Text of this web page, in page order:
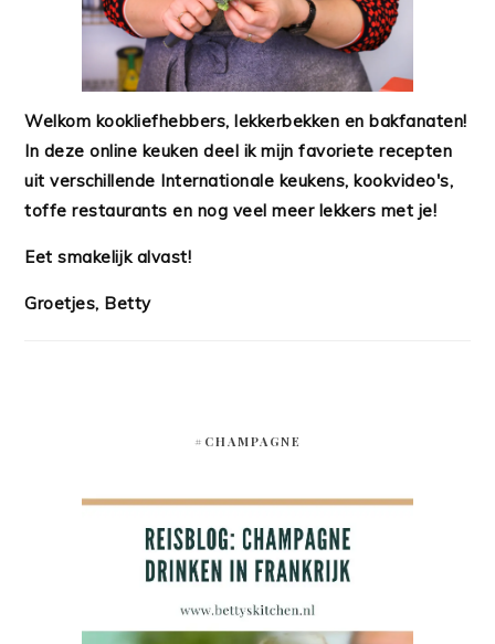
Welkom kookliefhebbers, lekkerbekken en bakfanaten!
In deze online keuken deel ik mijn favoriete recepten
uit verschillende Internationale keukens, kookvideo's,
toffe restaurants en nog veel meer lekkers met je!
Eet smakelijk alvast!
Groetjes, Betty
#CHAMPAGNE